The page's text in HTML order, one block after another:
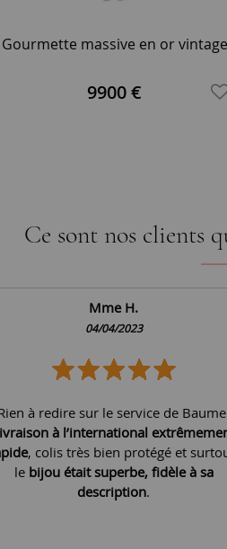
Gourmette massive en or vintage
9900 €
Ce sont nos clients
Mme H.
04/04/2023
à redire sur le service de
à l’international
, colis très bien protégé et
le bijou était superbe, fidèle à sa
description.